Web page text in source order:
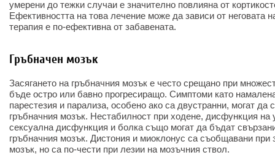
умерени до тежки случаи е значително повлияна от
Ефективността на това лечение може да зависи от неговата
терапия е по-ефективна от забавената.
Гръбначен мозък
Засягането на гръбначния мозък е често срещано при
бъде остро или бавно прогресиращо. Симптоми като
парестезия и парализа, особено ако са двустранни, могат да
гръбначния мозък. Нестабилност при ходене, дисфункция на
сексуална дисфункция и болка също могат да бъдат
гръбначния мозък. Дистония и миоклонус са съобщавани при
мозък, но са по-чести при лезии на мозъчния ствол.